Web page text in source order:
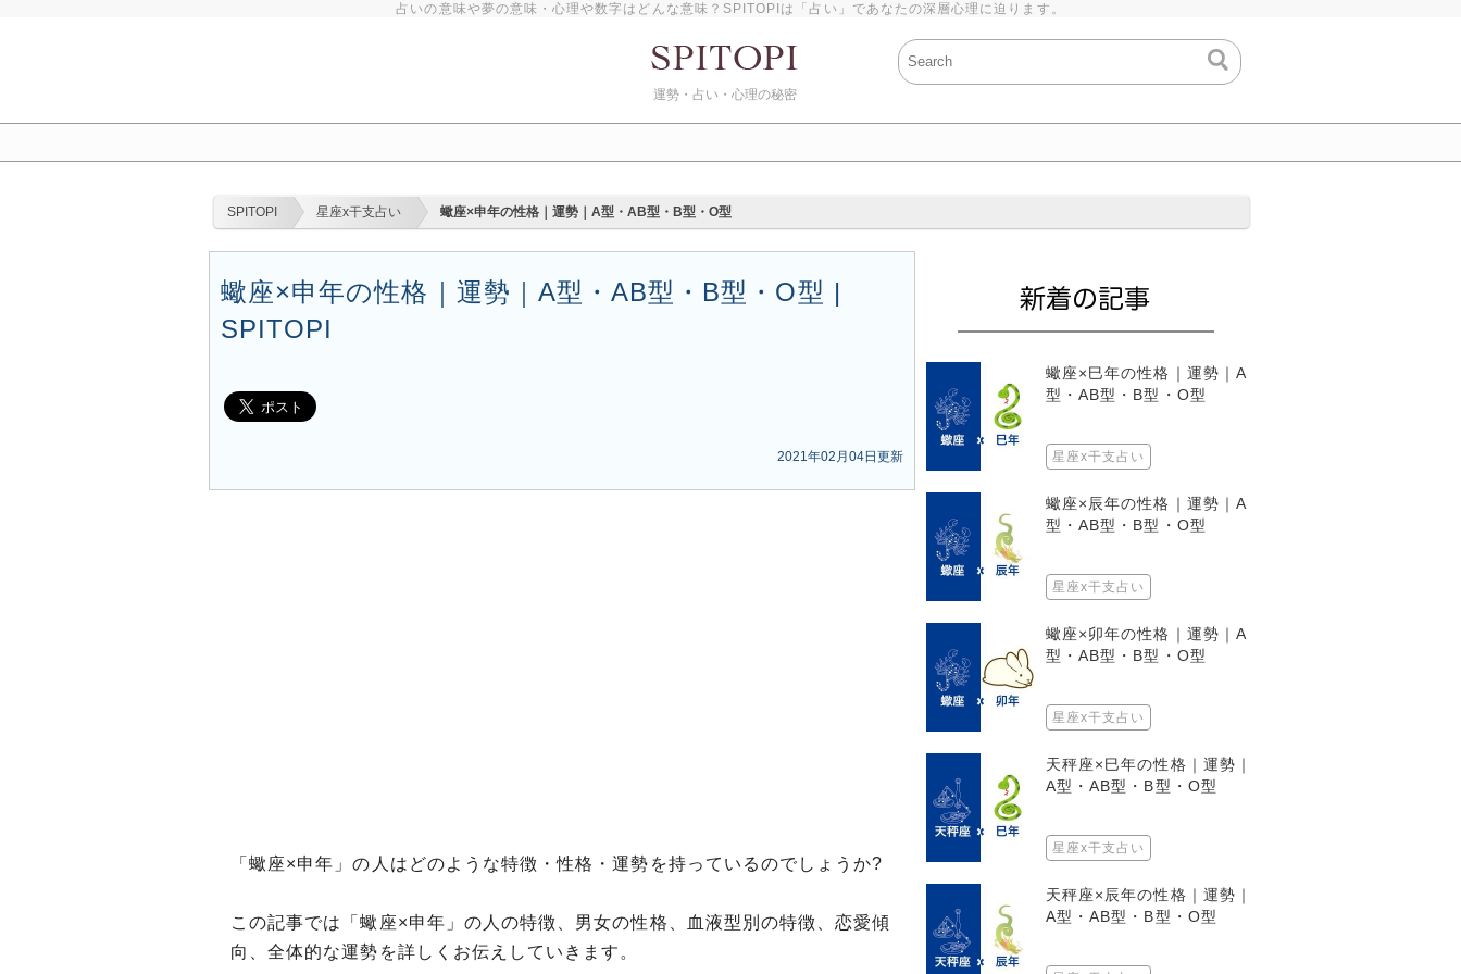
占いの意味や夢の意味・心理や数字はどんな意味？SPITOPIは「占い」であなたの深層心理に迫ります。
運勢・占い・心理の秘密
SPITOPI 星座x干支占い 蠍座×申年の性格｜運勢｜A型・AB型・B型・O型
蠍座×申年の性格｜運勢｜A型・AB型・B型・O型 |
SPITOPI
2021年02月04日更新
「蠍座×申年」の人はどのような特徴・性格・運勢を持っているのでしょうか?
この記事では「蠍座×申年」の人の特徴、男女の性格、血液型別の特徴、恋愛傾
向、全体的な運勢を詳しくお伝えしていきます。
蠍座×巳年の性格｜運勢｜A
型・AB型・B型・O型
星座x干支占い
蠍座×辰年の性格｜運勢｜A
型・AB型・B型・O型
星座x干支占い
蠍座×卯年の性格｜運勢｜A
型・AB型・B型・O型
星座x干支占い
天秤座×巳年の性格｜運勢｜
A型・AB型・B型・O型
星座x干支占い
天秤座×辰年の性格｜運勢｜
A型・AB型・B型・O型